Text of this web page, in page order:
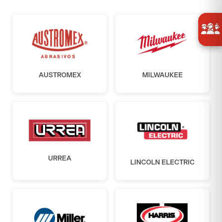
AUSTROMEX MILWAUKEE
URREA LINCOLN ELECTRIC